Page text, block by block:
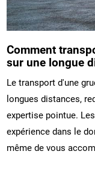
Comment
sur une longue
Le transport d'une
longues distances,
expertise pointue.
expérience dans le
même de vous